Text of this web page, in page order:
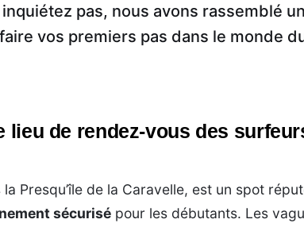
pas, nous avons rassemblé
vos premiers pas dans le monde
lieu de rendez-vous des
Presqu’île de la Caravelle, est un spot
sécurisé pour les débutants. Les